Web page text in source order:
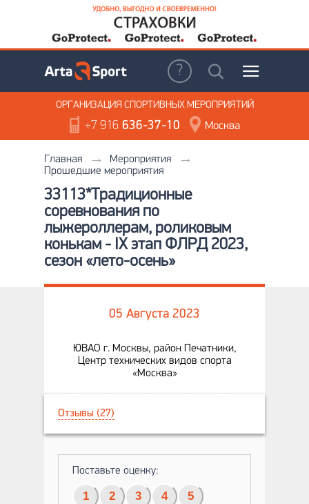
ОРГАНИЗАЦИЯ СПОРТИВНЫХ МЕРОПРИЯТИЙ
+7 916636-37-10 Москва
Главная
Мероприятия
Прошедшие мероприятия
33113*Традиционные
соревнования по
лыжероллерам, роликовым
конькам - IX этап ФЛРД 2023,
cезон «лето-осень»
05 Августа 2023
ЮВАО г. Москвы, район Печатники,
Центр технических видов спорта
«Москва»
Отзывы (27)
Поставьте оценку:
1 2 3 4 5